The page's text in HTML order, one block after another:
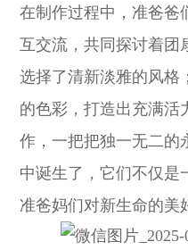
在制作过程中，准爸爸
互交流，共同探讨着团
选择了清新淡雅的风格
的色彩，打造出充满活
作，一把把独一无二的
中诞生了，它们不仅是
准爸妈们对新生命的美